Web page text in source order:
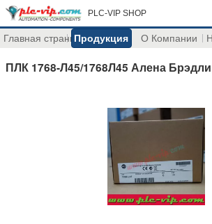
PLC-VIP SHOP
Главная страницаПродукция О Компании
ПЛК 1768-Л45/1768Л45 Алена Брэдли